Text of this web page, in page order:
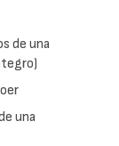
de una
una